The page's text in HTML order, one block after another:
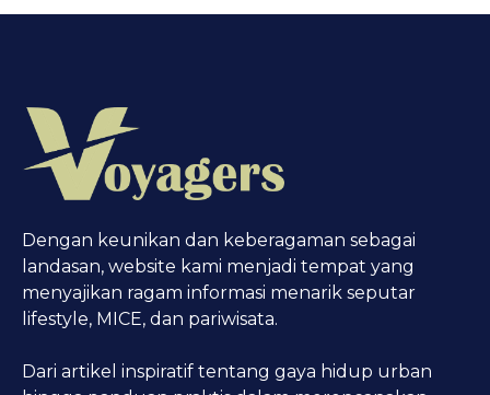
Dengan keunikan dan keberagaman sebagai
landasan, website kami menjadi tempat yang
menyajikan ragam informasi menarik seputar
lifestyle, MICE, dan pariwisata.
Dari artikel inspiratif tentang gaya hidup urban